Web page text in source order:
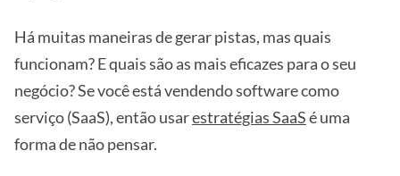
Há muitas maneiras de gerar pistas, mas quais
funcionam? E quais são as mais eficazes para o seu
negócio? Se você está vendendo software como
serviço (SaaS), então usarestratégias SaaSé uma
forma de não pensar.